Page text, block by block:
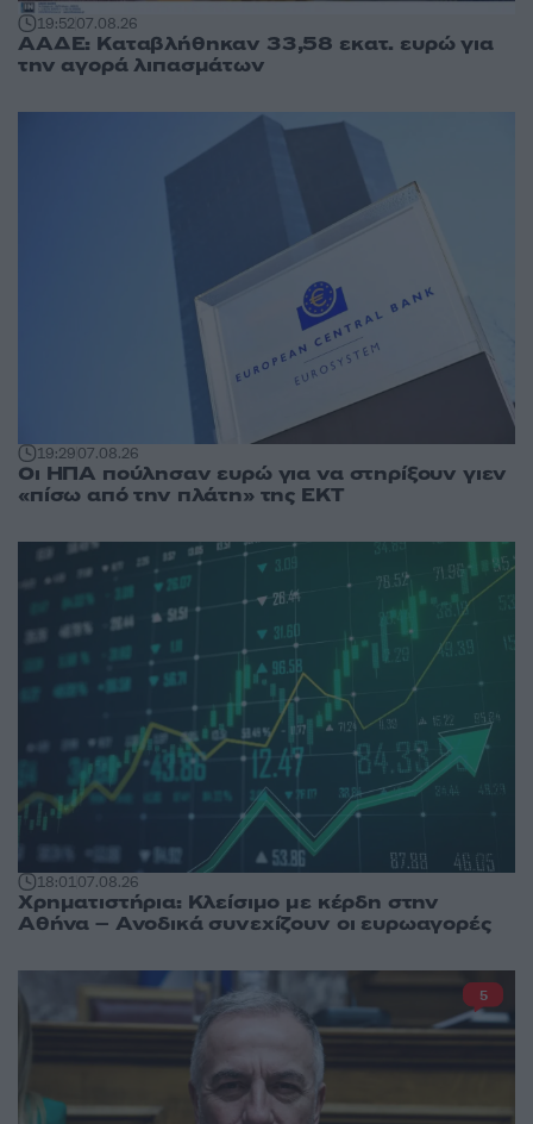
19:5207.08.26
ΑΑΔΕ: Καταβλήθηκαν 33,58 εκατ. ευρώ για
την αγορά λιπασμάτων
19:2907.08.26
Οι ΗΠΑ πούλησαν ευρώ για να στηρίξουν γιεν
«πίσω από την πλάτη» της ΕΚΤ
18:0107.08.26
Χρηματιστήρια: Κλείσιμο με κέρδη στην
Αθήνα – Ανοδικά συνεχίζουν οι ευρωαγορές
5